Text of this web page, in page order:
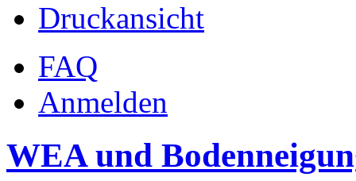
Druckansicht
FAQ
Anmelden
WEA und